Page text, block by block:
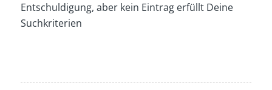
Entschuldigung, aber kein Eintrag erfüllt Deine
Suchkriterien